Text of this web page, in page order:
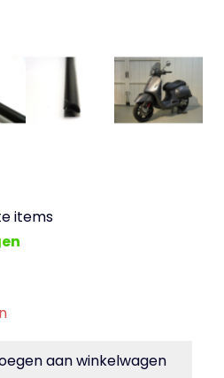
items
aan winkelwagen